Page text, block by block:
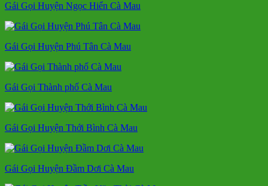
Gái Gọi Huyện Ngọc Hiển Cà Mau
Gái Gọi Huyện Phú Tân Cà Mau
Gái Gọi Thành phố Cà Mau
Gái Gọi Huyện Thới Bình Cà Mau
Gái Gọi Huyện Đầm Dơi Cà Mau